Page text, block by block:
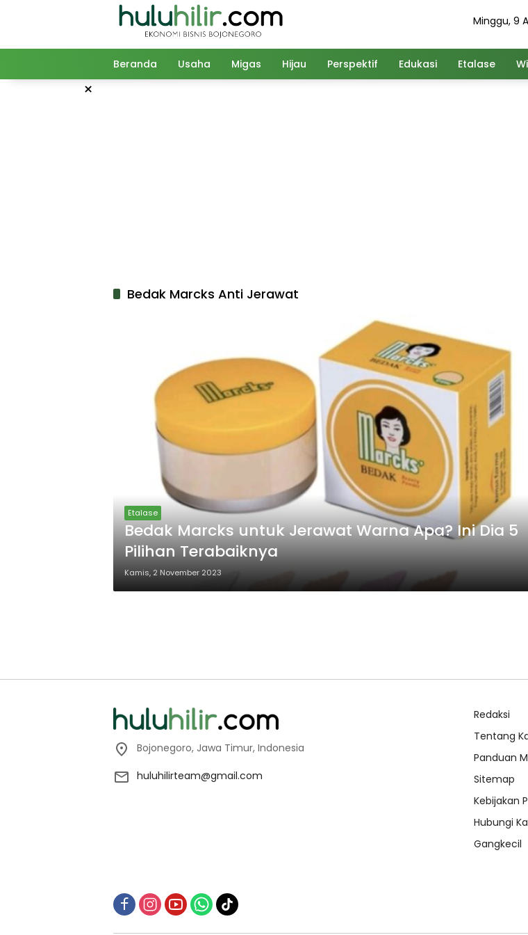
Minggu, 9
Beranda Usaha Migas Hijau Perspektif Edukasi Etalase
×
Bedak Marcks Anti Jerawat
Etalase
Bedak Marcks untuk Jerawat Warna Apa? Ini Dia 5
Pilihan Terabaiknya
Kamis, 2 November 2023
Bojonegoro, Jawa Timur, Indonesia
huluhilirteam@gmail.com
Redaksi
Tentang
Panduan
Sitemap
Kebijakan
Hubungi
Gangkecil